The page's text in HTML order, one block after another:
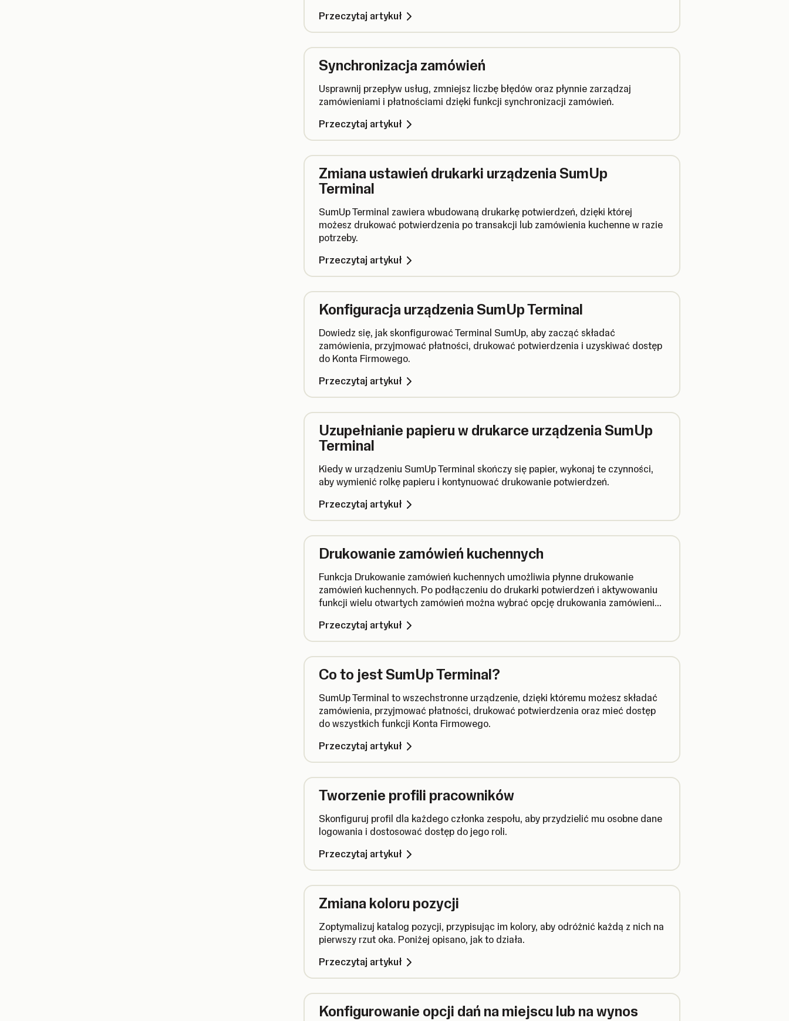
Przeczytaj artykuł
Synchronizacja zamówień
Usprawnij przepływ usług, zmniejsz liczbę błędów oraz płynnie zarządzaj
zamówieniami i płatnościami dzięki funkcji synchronizacji zamówień.
Przeczytaj artykuł
Zmiana ustawień drukarki urządzenia SumUp
Terminal
SumUp Terminal zawiera wbudowaną drukarkę potwierdzeń, dzięki której
możesz drukować potwierdzenia po transakcji lub zamówienia kuchenne w razie
potrzeby.
Przeczytaj artykuł
Konfiguracja urządzenia SumUp Terminal
Dowiedz się, jak skonfigurować Terminal SumUp, aby zacząć składać
zamówienia, przyjmować płatności, drukować potwierdzenia i uzyskiwać dostęp
do Konta Firmowego.
Przeczytaj artykuł
Uzupełnianie papieru w drukarce urządzenia SumUp
Terminal
Kiedy w urządzeniu SumUp Terminal skończy się papier, wykonaj te czynności,
aby wymienić rolkę papieru i kontynuować drukowanie potwierdzeń.
Przeczytaj artykuł
Drukowanie zamówień kuchennych
Funkcja Drukowanie zamówień kuchennych umożliwia płynne drukowanie
zamówień kuchennych. Po podłączeniu do drukarki potwierdzeń i aktywowaniu
funkcji wielu otwartych zamówień można wybrać opcję drukowania zamówienia
Przeczytaj artykuł
Co to jest SumUp Terminal?
SumUp Terminal to wszechstronne urządzenie, dzięki któremu możesz składać
zamówienia, przyjmować płatności, drukować potwierdzenia oraz mieć dostęp
do wszystkich funkcji Konta Firmowego.
Przeczytaj artykuł
Tworzenie profili pracowników
Skonfiguruj profil dla każdego członka zespołu, aby przydzielić mu osobne dane
logowania i dostosować dostęp do jego roli.
Przeczytaj artykuł
Zmiana koloru pozycji
Zoptymalizuj katalog pozycji, przypisując im kolory, aby odróżnić każdą z nich na
pierwszy rzut oka. Poniżej opisano, jak to działa.
Przeczytaj artykuł
Konfigurowanie opcji dań na miejscu lub na wynos